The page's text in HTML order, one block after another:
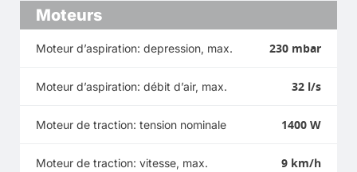
Moteurs
Moteur d’aspiration: depression, max. 230 mbar
Moteur d’aspiration: débit d’air, max. 32 l/s
Moteur de traction: tension nominale 1400 W
Moteur de traction: vitesse, max. 9 km/h